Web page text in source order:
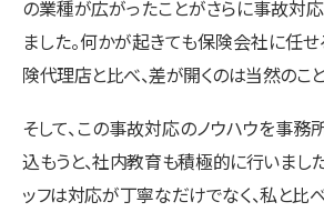
の業種が広がったことがさらに事故対
ました。何かが起きても保険会社に任
険代理店と比べ、差が開くのは当然のこ
そして、この事故対応のノウハウを事務
込もうと、社内教育も積極的に行いまし
ッフは対応が丁寧なだけでなく、私と比